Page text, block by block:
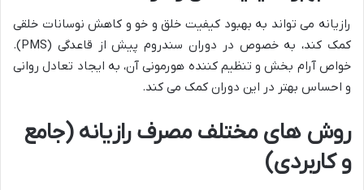
رازیانه می تواند به بهبود کیفیت خلق و خو و کاهش نوسانات خلقی
کمک کند، به خصوص در دوران سندروم پیش از قاعدگی (PMS).
خواص آرام بخش و تنظیم کننده هورمونی آن، به ایجاد تعادل روانی
و احساس بهتر در این دوران کمک می کند.
روش های مختلف مصرف رازیانه (جامع
و کاربردی)